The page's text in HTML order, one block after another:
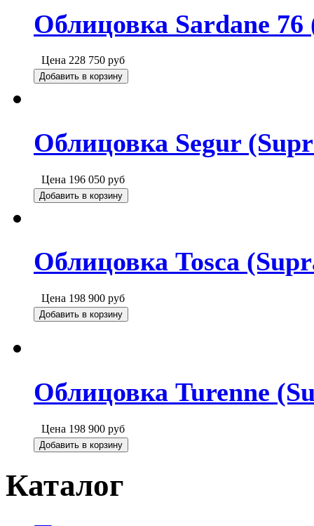
Облицовка Sardane 76
Цена 228 750 руб
Добавить в корзину
Облицовка Segur
Цена 196 050 руб
Добавить в корзину
Облицовка Tosca
Цена 198 900 руб
Добавить в корзину
Облицовка Turenne
Цена 198 900 руб
Добавить в корзину
Каталог